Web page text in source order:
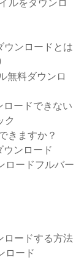
ルをダウンロ
ウンロードとは
無料ダウンロ
ロードできない
ク
きますか？
ウンロード
ロードフルバー
ロードする方法
ロード